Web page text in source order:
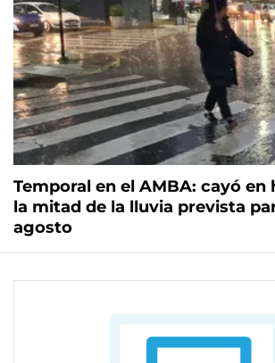
Temporal en el AMBA: cayó en
la mitad de la lluvia prevista
agosto